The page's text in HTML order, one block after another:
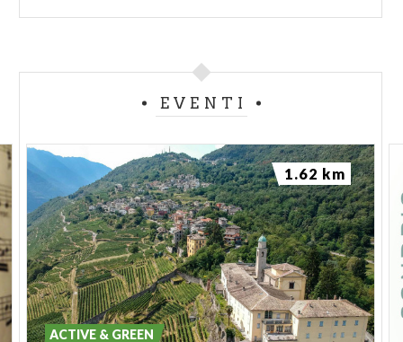
EVENTI
ACTIVE & GREEN
1.62 km